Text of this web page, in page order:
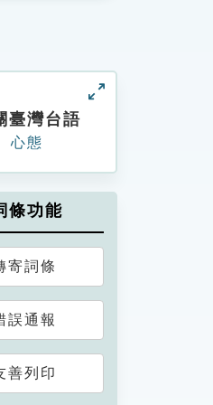
臺灣台語
心態
條功能
寄詞條
誤通報
善列印